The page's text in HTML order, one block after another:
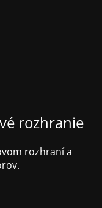
rozhranie
rozhraní a